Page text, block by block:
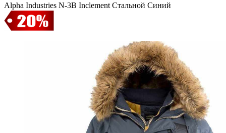
Alpha Industries N-3B Inclement Стальной Синий